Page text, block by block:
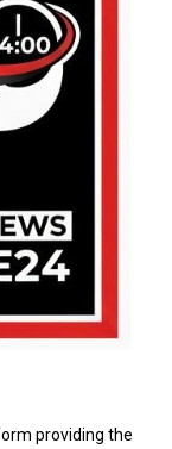
providing the